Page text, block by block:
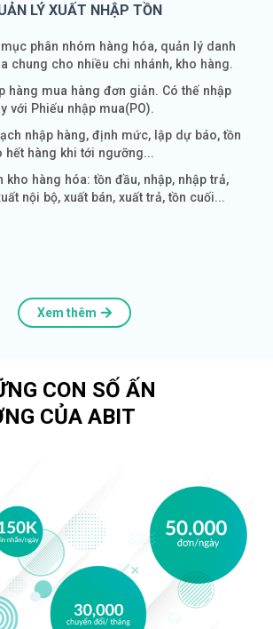
LÝ XUẤT NHẬP TỒN
phân nhóm hàng hóa, quản lý danh
chung cho nhiều chi nhánh, kho hàng.
hàng mua hàng đơn giản. Có thế nhập
với Phiếu nhập mua(PO).
nhập hàng, định mức, lập dự báo, tồn
hết hàng khi tới ngưỡng...
kho hàng hóa: tồn đầu, nhập, nhập trả,
nội bộ, xuất bán, xuất trả, tồn cuối...
Xem thêm
CON SỐ ẤN
CỦA ABIT